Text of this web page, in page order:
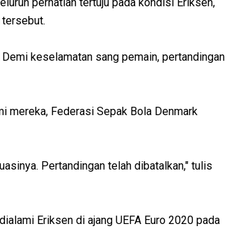
perhatian tertuju pada kondisi Eriksen,
keselamatan sang pemain, pertandingan
mereka, Federasi Sepak Bola Denmark
Pertandingan telah dibatalkan," tulis
Eriksen di ajang UEFA Euro 2020 pada